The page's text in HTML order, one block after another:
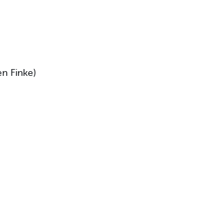
Finke)